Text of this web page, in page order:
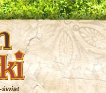
świat